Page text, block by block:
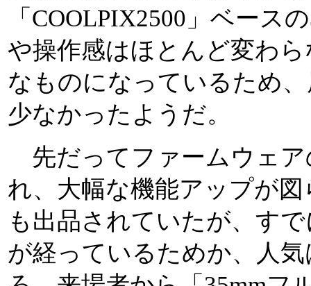
「COOLPIX2500」ベース
や操作感はほとんど変わ
なものになっているため
少なかったようだ。
先だってファームウェ
れ、大幅な機能アップが
も出品されていたが、す
が経っているためか、人